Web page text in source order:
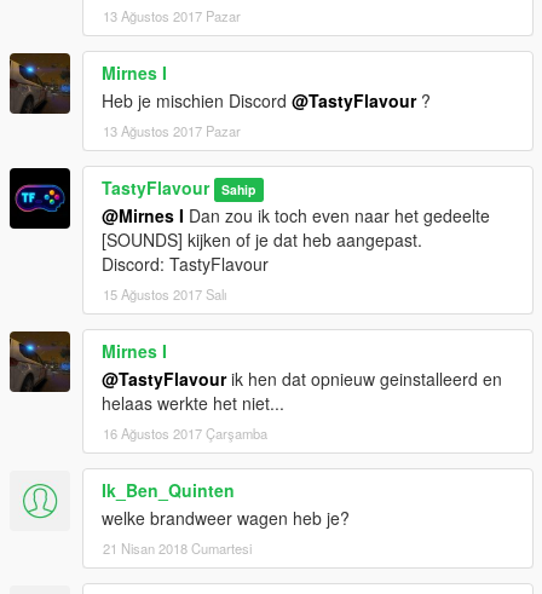
13 Ağustos 2017 Pazar
Mirnes I
Heb je mischien Discord @TastyFlavour?
13 Ağustos 2017 Pazar
TastyFlavour Sahip
@Mirnes I Dan zou ik toch even naar het gedeelte
[SOUNDS] kijken of je dat heb aangepast.
Discord: TastyFlavour
15 Ağustos 2017 Salı
Mirnes I
@TastyFlavourik hen dat opnieuw geinstalleerd en
helaas werkte het niet...
16 Ağustos 2017 Çarşamba
Ik_Ben_Quinten
welke brandweer wagen heb je?
21 Nisan 2018 Cumartesi